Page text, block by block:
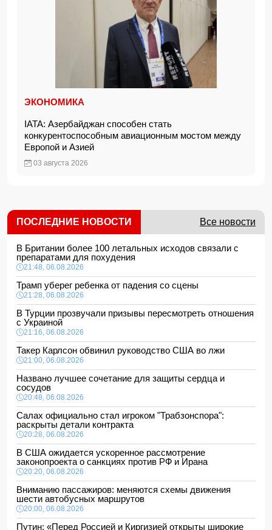
ЭКОНОМИКА
IATA: Азербайджан способен стать
конкурентоспособным авиационным мостом между
Европой и Азией
03 августа 2026
ПОСЛЕДНИЕ НОВОСТИ Все новости
В Британии более 100 летальных исходов связали с
препаратами для похудения
21:48, 06.08.2026
Трамп уберег ребенка от падения со сцены
21:28, 06.08.2026
В Турции прозвучали призывы пересмотреть отношения
с Украиной
21:16, 06.08.2026
Такер Карлсон обвинил руководство США во лжи
21:00, 06.08.2026
Названо лучшее сочетание для защиты сердца и
сосудов
20:48, 06.08.2026
Салах официально стал игроком "Трабзонспора":
раскрыты детали контракта
20:28, 06.08.2026
В США ожидается ускоренное рассмотрение
законопроекта о санкциях против РФ и Ирана
20:20, 06.08.2026
Вниманию пассажиров: меняются схемы движения
шести автобусных маршрутов
20:00, 06.08.2026
Путин: «Перед Россией и Киргизией открыты широкие